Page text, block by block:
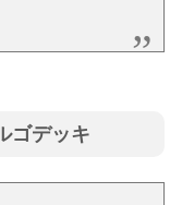
ゴデッキ